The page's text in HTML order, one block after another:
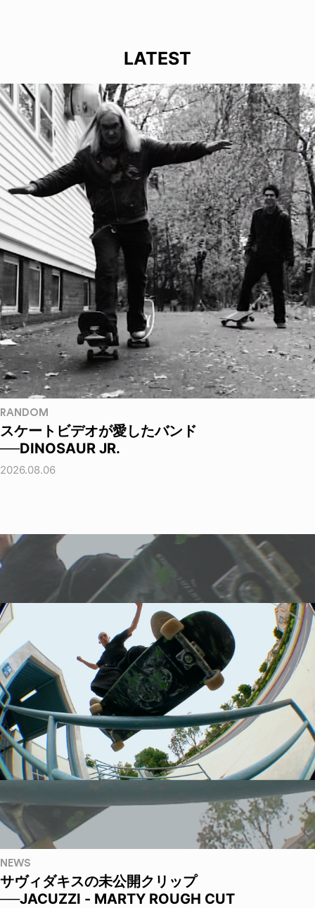
LATEST
RANDOM
スケートビデオが愛したバンド
──DINOSAUR JR.
2026.08.06
NEWS
サヴィダキスの未公開クリップ
──JACUZZI - MARTY ROUGH CUT